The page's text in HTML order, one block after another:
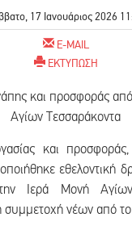
17 Ιανουάριος 2026
E-MAIL
ΕΚΤΥΠΩΣΗ
και
εθελοντική
Ιερά Μονή
νέων από το